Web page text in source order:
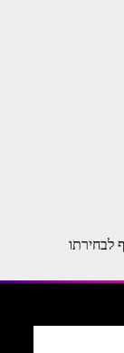
לבחירתו